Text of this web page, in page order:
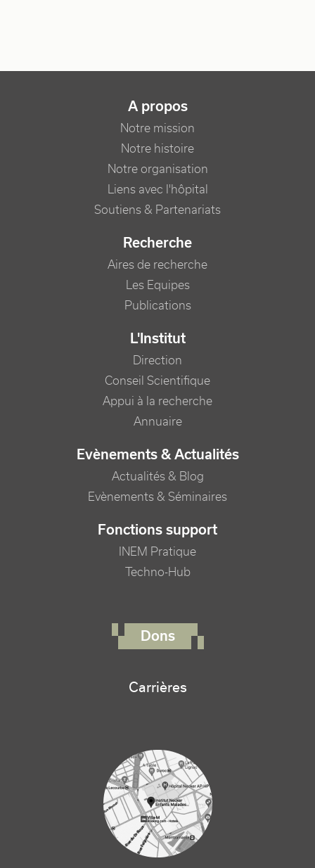
NAVIGATION PRINCIPALE
A propos
Notre mission
Notre histoire
Notre organisation
Liens avec l'hôpital
Soutiens & Partenariats
Recherche
Aires de recherche
Les Equipes
Publications
L'Institut
Direction
Conseil Scientifique
Appui à la recherche
Annuaire
Evènements & Actualités
Actualités & Blog
Evènements & Séminaires
Fonctions support
INEM Pratique
Techno-Hub
Dons
Carrières